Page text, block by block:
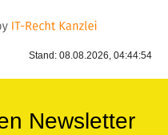
Stand: 08.08.2026, 04:44:54
Newsletter